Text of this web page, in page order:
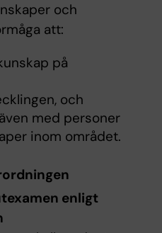
och
att:
på
och
med personer
inom området.
enligt